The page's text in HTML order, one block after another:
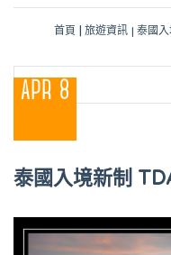
首頁 旅遊資訊 泰國
APR 8
泰國入境新制